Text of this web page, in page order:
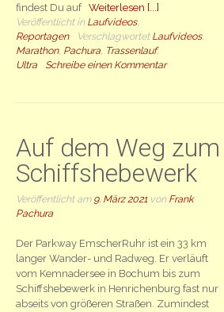
findest Du aufWeiterlesen [...]
Veröffentlicht in Laufvideos,
Reportagen
Verschlagwortet Laufvideos,
Marathon, Pachura Trassenlauf,
Ultra
Schreibe einen Kommentar
Auf dem Weg zum
Schiffshebewerk
Veröffentlicht am 9. März 2021 von Frank
Pachura
Der Parkway EmscherRuhr ist ein 33 km
langer Wander- und Radweg. Er verläuft
vom Kemnadersee in Bochum bis zum
Schiffshebewerk in Henrichenburg fast nur
abseits von größeren Straßen. Zumindest